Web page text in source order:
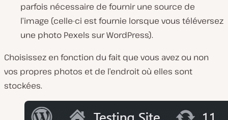
parfois nécessaire de fournir une source de
l’image (celle-ci est fournie lorsque vous téléversez
une photo Pexels sur WordPress).
Choisissez en fonction du fait que vous avez ou non
vos propres photos et de l’endroit où elles sont
stockées.